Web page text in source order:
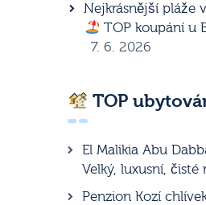
Nejkrásnější pláže
TOP koupání u
7. 6. 2026
TOP
El Malikia Abu
Velký, luxusní, čisté
Penzion Kozí